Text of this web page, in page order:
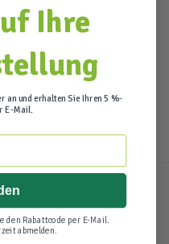
Ihre
an und erhalten Sie Ihren 5 %-
E-Mail.
den Rabattcode per E-Mail.
abmelden.